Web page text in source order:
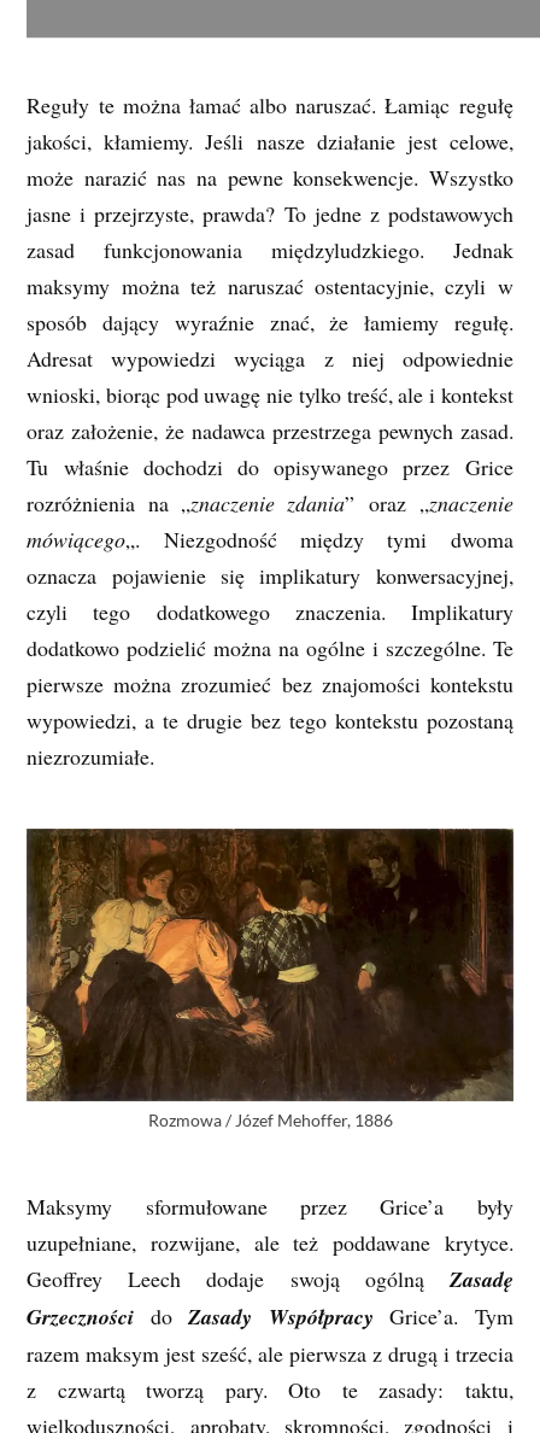
Reguły te można łamać albo naruszać. Łamiąc regułę
jakości, kłamiemy. Jeśli nasze działanie jest celowe,
może narazić nas na pewne konsekwencje. Wszystko
jasne i przejrzyste, prawda? To jedne z podstawowych
zasad funkcjonowania międzyludzkiego. Jednak
maksymy można też naruszać ostentacyjnie, czyli w
sposób dający wyraźnie znać, że łamiemy regułę.
Adresat wypowiedzi wyciąga z niej odpowiednie
wnioski, biorąc pod uwagę nie tylko treść, ale i kontekst
oraz założenie, że nadawca przestrzega pewnych zasad.
Tu właśnie dochodzi do opisywanego przez Grice
rozróżnienia na „znaczenie zdania” oraz „znaczenie
mówiącego„. Niezgodność między tymi dwoma
oznacza pojawienie się implikatury konwersacyjnej,
czyli tego dodatkowego znaczenia. Implikatury
dodatkowo podzielić można na ogólne i szczególne. Te
pierwsze można zrozumieć bez znajomości kontekstu
wypowiedzi, a te drugie bez tego kontekstu pozostaną
niezrozumiałe.
Rozmowa / Józef Mehoffer, 1886
Maksymy sformułowane przez Grice’a były
uzupełniane, rozwijane, ale też poddawane krytyce.
Geoffrey Leech dodaje swoją ogólnąZasadę
Grzeczności doZasady Współpracy Grice’a. Tym
razem maksym jest sześć, ale pierwsza z drugą i trzecia
z czwartą tworzą pary. Oto te zasady: taktu,
wielkoduszności, aprobaty, skromności, zgodności i